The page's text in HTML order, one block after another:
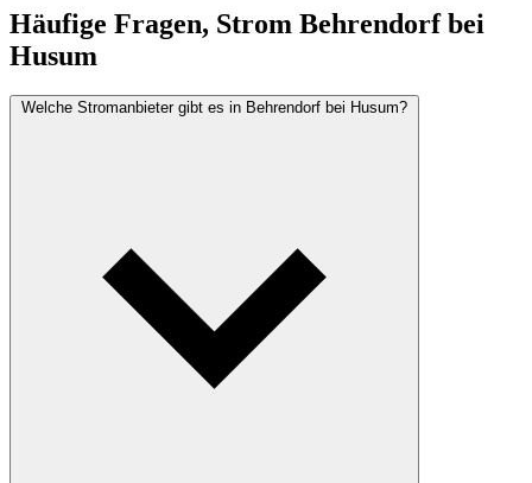
Häufige Fragen, Strom Behrendorf bei
Husum
Welche Stromanbieter gibt es in Behrendorf bei Husum?